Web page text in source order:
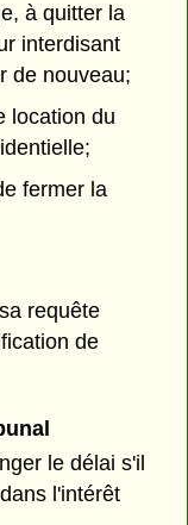
à quitter la
interdisant
de nouveau;
location du
fermer la
requête
de
le délai s'il
l'intérêt